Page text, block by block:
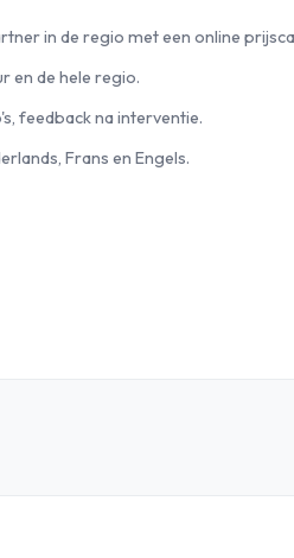
in de regio met een online
en de hele regio.
feedback na interventie.
Frans en Engels.